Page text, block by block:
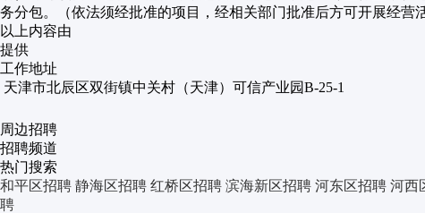
务分包。（依法须经批准的项目，经相关部门批准后方可开展经营
以上内容由
提供
工作地址
天津市北辰区双街镇中关村（天津）可信产业园B-25-1
周边招聘
招聘频道
热门搜索
和平区招聘 静海区招聘 红桥区招聘 滨海新区招聘 河东区招聘 河西
聘